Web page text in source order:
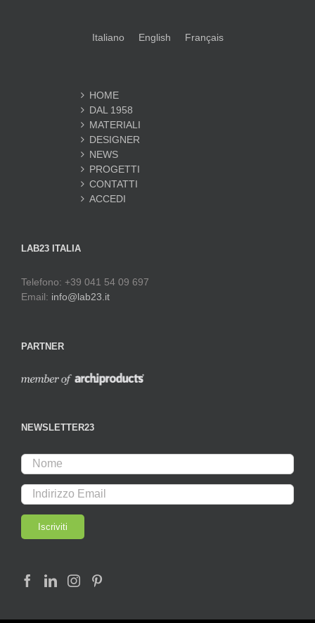
Italiano English Français
HOME
DAL 1958
MATERIALI
DESIGNER
NEWS
PROGETTI
CONTATTI
ACCEDI
LAB23 ITALIA
Telefono: +39 041 54 09 697
Email: info@lab23.it
PARTNER
NEWSLETTER23